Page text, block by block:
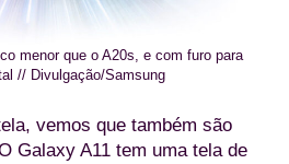
menor que o A20s, e com furo para
// Divulgação/Samsung
vemos que também são
Galaxy A11 tem uma tela de